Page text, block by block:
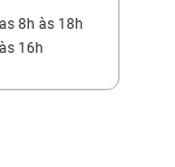
8h às 18h
16h